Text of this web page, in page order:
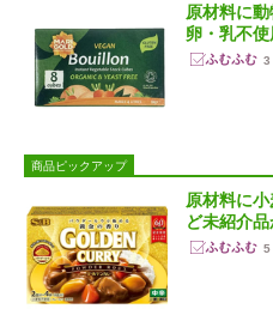
原材料に
卵・乳不使
3
商品ピックアップ
原材料に
ど未紹介
5